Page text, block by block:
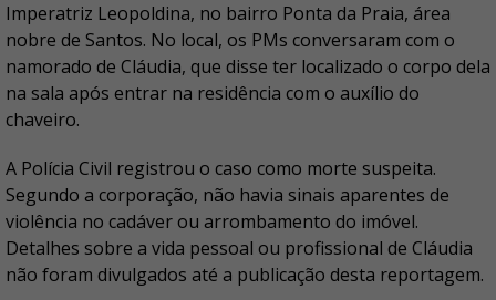
Imperatriz Leopoldina, no bairro Ponta da Praia, área
nobre de Santos. No local, os PMs conversaram com o
namorado de Cláudia, que disse ter localizado o corpo dela
na sala após entrar na residência com o auxílio do
chaveiro.
A Polícia Civil registrou o caso como morte suspeita.
Segundo a corporação, não havia sinais aparentes de
violência no cadáver ou arrombamento do imóvel.
Detalhes sobre a vida pessoal ou profissional de Cláudia
não foram divulgados até a publicação desta reportagem.